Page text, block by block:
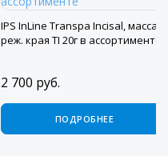
IPS InLine Transpa Incisal, масса
реж. края TI 20г в ассортименте
2 700 руб.
ПОДРОБНЕЕ